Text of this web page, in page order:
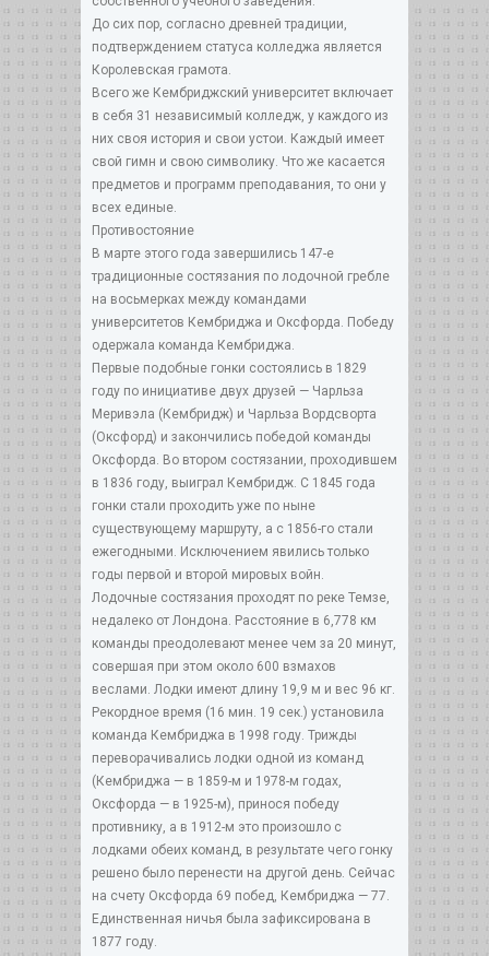
До сих пор, согласно древней традиции,
подтверждением статуса колледжа является
Королевская грамота.
Всего же Кембриджский университет включает
в себя 31 независимый колледж, у каждого из
них своя история и свои устои. Каждый имеет
свой гимн и свою символику. Что же касается
предметов и программ преподавания, то они у
всех единые.
Противостояние
В марте этого года завершились 147-е
традиционные состязания по лодочной гребле
на восьмерках между командами
университетов Кембриджа и Оксфорда. Победу
одержала команда Кембриджа.
Первые подобные гонки состоялись в 1829
году по инициативе двух друзей — Чарльза
Меривэла (Кембридж) и Чарльза Вордсворта
(Оксфорд) и закончились победой команды
Оксфорда. Во втором состязании, проходившем
в 1836 году, выиграл Кембридж. С 1845 года
гонки стали проходить уже по ныне
существующему маршруту, а с 1856-го стали
ежегодными. Исключением явились только
годы первой и второй мировых войн.
Лодочные состязания проходят по реке Темзе,
недалеко от Лондона. Расстояние в 6,778 км
команды преодолевают менее чем за 20 минут,
совершая при этом около 600 взмахов
веслами. Лодки имеют длину 19,9 м и вес 96 кг.
Рекордное время (16 мин. 19 сек.) установила
команда Кембриджа в 1998 году. Трижды
переворачивались лодки одной из команд
(Кембриджа — в 1859-м и 1978-м годах,
Оксфорда — в 1925-м), принося победу
противнику, а в 1912-м это произошло с
лодками обеих команд, в результате чего гонку
решено было перенести на другой день. Сейчас
на счету Оксфорда 69 побед, Кембриджа — 77.
Единственная ничья была зафиксирована в
1877 году.